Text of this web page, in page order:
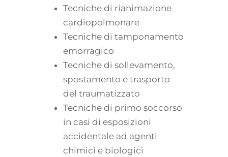
Tecniche di rianimazione
cardiopolmonare
Tecniche di tamponamento
emorragico
Tecniche di sollevamento,
spostamento e trasporto
del traumatizzato
Tecniche di primo soccorso
in casi di esposizioni
accidentale ad agenti
chimici e biologici